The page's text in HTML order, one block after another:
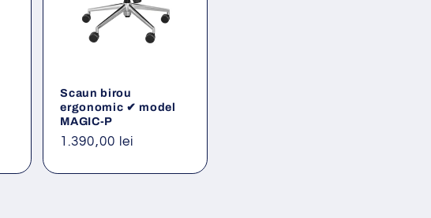
Scaun birou
ergonomic ✔ model
MAGIC-P
Preț
1.390,00 lei